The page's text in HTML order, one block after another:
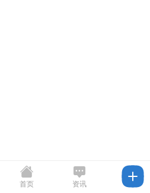
首页 资讯